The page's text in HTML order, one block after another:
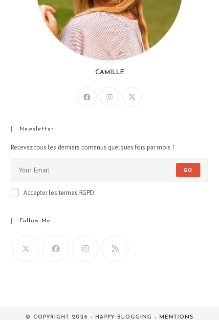
CAMILLE
Newsletter
Recevez tous les derniers contenus quelques fois par mois !
GO
Accepter les termes RGPD
Follow Me
© COPYRIGHT 2026 - HAPPY BLOGGING -
MENTIONS